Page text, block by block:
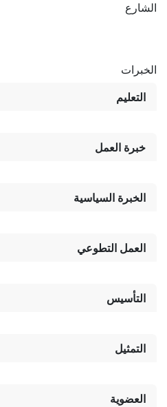
الشارع
الخبرات
التعليم
خبرة العمل
الخبرة السياسية
العمل التطوعي
التأسيس
التمثيل
العضوية